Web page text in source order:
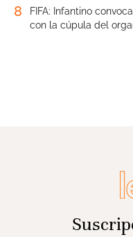
8
FIFA: Infantino
con la cúpula del